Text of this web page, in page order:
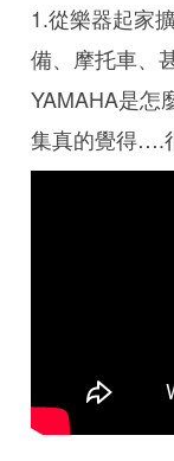
1.從樂器起家
備、摩托車、
YAMAHA是怎
集真的覺得….